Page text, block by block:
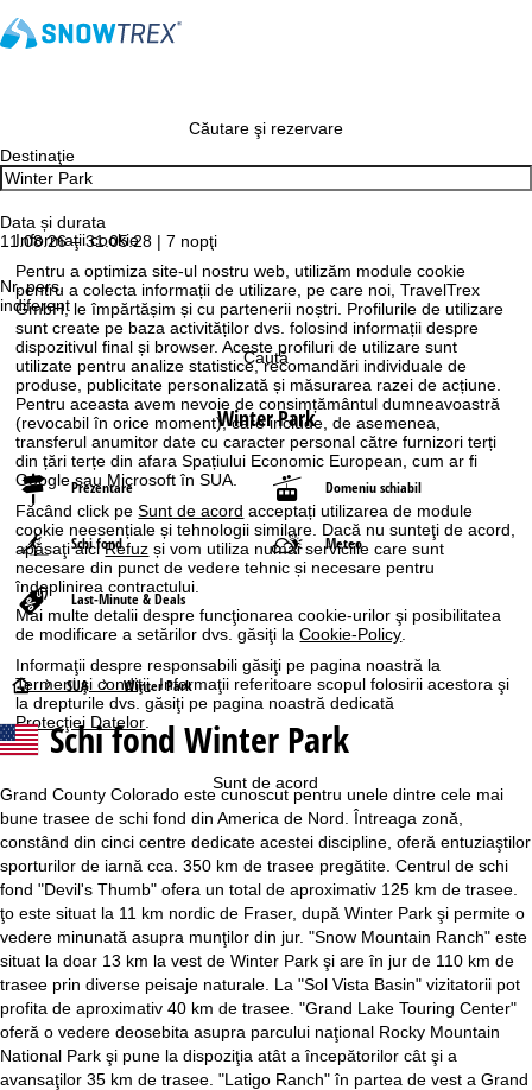
Informaţii cookie
Pentru a optimiza site-ul nostru web, utilizăm module cookie
pentru a colecta informații de utilizare, pe care noi, TravelTrex
GmbH, le împărtășim și cu partenerii noștri. Profilurile de utilizare
sunt create pe baza activităților dvs. folosind informații despre
dispozitivul final și browser. Aceste profiluri de utilizare sunt
utilizate pentru analize statistice, recomandări individuale de
produse, publicitate personalizată și măsurarea razei de acțiune.
Pentru aceasta avem nevoie de consimțământul dumneavoastră
(revocabil în orice moment), care include, de asemenea,
transferul anumitor date cu caracter personal către furnizori terți
din țări terțe din afara Spațiului Economic European, cum ar fi
Google sau Microsoft în SUA.
Făcând click peSunt de acord acceptați utilizarea de module
cookie neesențiale și tehnologii similare. Dacă nu sunteţi de acord,
apăsaţi aiciRefuz și vom utiliza numai serviciile care sunt
necesare din punct de vedere tehnic și necesare pentru
îndeplinirea contractului.
Mai multe detalii despre funcţionarea cookie-urilor şi posibilitatea
de modificare a setărilor dvs. găsiţi laCookie-Policy.
Informaţii despre responsabili găsiţi pe pagina noastră la
Termeni şi condiţii. Informaţii referitoare scopul folosirii acestora şi
la drepturile dvs. găsiţi pe pagina noastră dedicată
Protecţiei Datelor.
Sunt de acord
Căutare şi rezervare
Destinaţie
Data și durata
11.08.26 – 31.05.28 | 7 nopţi
Nr. pers.
indiferent
Caută
Winter Park
Prezentare Domeniu schiabil
Schi fond Meteo
Last-Minute & Deals
A
c
s
SUA Winter Park
Schi fond Winter Park
Grand County Colorado este cunoscut pentru unele dintre cele mai
bune trasee de schi fond din America de Nord. Întreaga zonă,
constând din cinci centre dedicate acestei discipline, oferă entuziaştilor
sporturilor de iarnă cca. 350 km de trasee pregătite. Centrul de schi
fond "Devil's Thumb" ofera un total de aproximativ 125 km de trasee.
ţo este situat la 11 km nordic de Fraser, după Winter Park şi permite o
vedere minunată asupra munţilor din jur. "Snow Mountain Ranch" este
situat la doar 13 km la vest de Winter Park şi are în jur de 110 km de
trasee prin diverse peisaje naturale. La "Sol Vista Basin" vizitatorii pot
profita de aproximativ 40 km de trasee. "Grand Lake Touring Center"
oferă o vedere deosebita asupra parcului naţional Rocky Mountain
National Park şi pune la dispoziţia atât a începătorilor cât şi a
avansaţilor 35 km de trasee. "Latigo Ranch" în partea de vest a Grand